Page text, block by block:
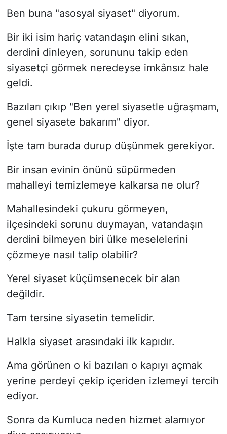
Ben buna "asosyal siyaset" diyorum.
Bir iki isim hariç vatandaşın elini sıkan,
derdini dinleyen, sorununu takip eden
siyasetçi görmek neredeyse imkânsız hale
geldi.
Bazıları çıkıp "Ben yerel siyasetle uğraşmam,
genel siyasete bakarım" diyor.
İşte tam burada durup düşünmek gerekiyor.
Bir insan evinin önünü süpürmeden
mahalleyi temizlemeye kalkarsa ne olur?
Mahallesindeki çukuru görmeyen,
ilçesindeki sorunu duymayan, vatandaşın
derdini bilmeyen biri ülke meselelerini
çözmeye nasıl talip olabilir?
Yerel siyaset küçümsenecek bir alan
değildir.
Tam tersine siyasetin temelidir.
Halkla siyaset arasındaki ilk kapıdır.
Ama görünen o ki bazıları o kapıyı açmak
yerine perdeyi çekip içeriden izlemeyi tercih
ediyor.
Sonra da Kumluca neden hizmet alamıyor